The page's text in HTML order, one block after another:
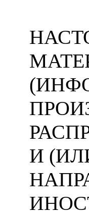
И